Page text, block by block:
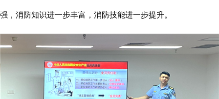
强，消防知识进一步丰富，消防技能进一步提升。